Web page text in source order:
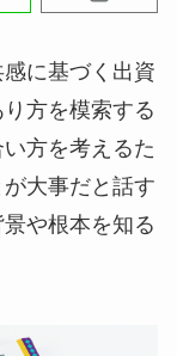
に基づく出資
方を模索する
方を考えるた
大事だと話す
や根本を知る